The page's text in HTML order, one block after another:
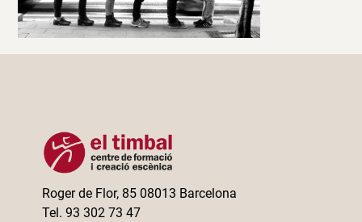
Roger de Flor, 85 08013 Barcelona
Tel. 93 302 73 47